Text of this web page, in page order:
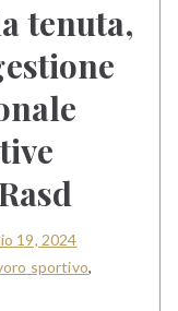
tenuta,
19, 2024
sportivo,